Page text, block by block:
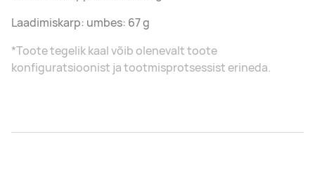
Laadimiskarp: umbes: 67 g
*Toote tegelik kaal võib olenevalt toote
konfiguratsioonist ja tootmisprotsessist erineda.